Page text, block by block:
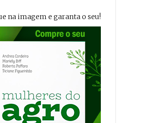
na imagem e garanta o seu!